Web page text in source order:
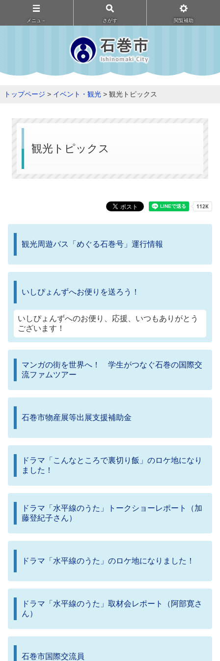
メニュ－ さがす 閲覧補助
トップページ > イベント・観光 > 観光トピックス
観光トピックス
観光周遊バス「めぐる石巻号」運行情報
いしぴょんずへお便りを送ろう！
いしぴょんずへのお便り、応援、いつもありがとう
ございます！
マンガの街を世界へ！ 学生がつなぐ石巻の国際交
流ファムツアー
石巻市物産展等出展支援補助金
ドラマ「こんなところで裏切り飯」のロケ地になり
ました！
ドラマ「水平線のうた」トークショーレポート（加
藤登紀子さん）
ドラマ「水平線のうた」のロケ地になりました！
ドラマ「水平線のうた」取材会レポート（阿部寛さ
ん）
石巻市国際交流員